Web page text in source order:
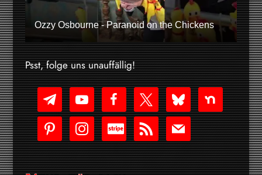
Ozzy Osbourne - Paranoid on the Chickens
Psst, folge uns unauffällig!
telegramyoutube-
play
facebookx blueskynextdoor
pinterestinstagram
cc-
stripe
rss mail